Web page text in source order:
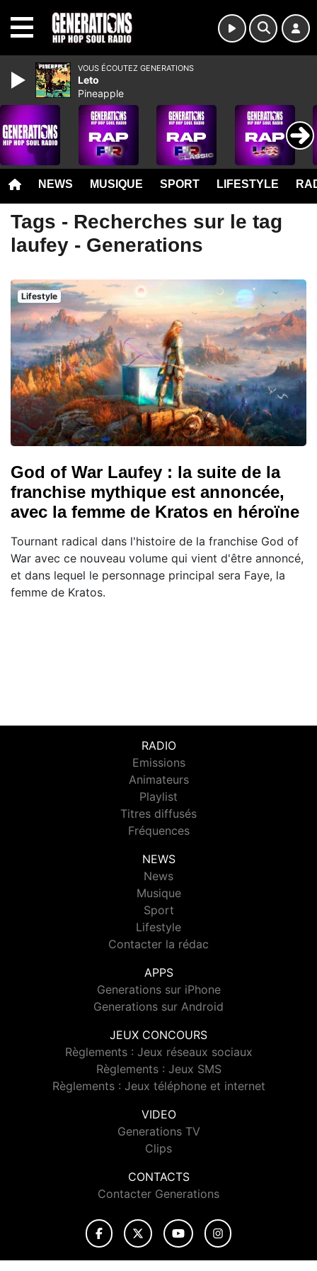
NEWS MUSIQUE SPORT LIFESTYLE
Tags - Recherches sur le tag
laufey - Generations
Lifestyle
God of War Laufey : la suite de la
franchise mythique est annoncée,
avec la femme de Kratos en héroïne
Tournant radical dans l'histoire de la franchise God of
War avec ce nouveau volume qui vient d'être annoncé,
et dans lequel le personnage principal sera Faye, la
femme de Kratos.
RADIO
Emissions
Animateurs
Playlist
Titres diffusés
Fréquences
NEWS
News
Musique
Sport
Lifestyle
Contacter la rédac
APPS
Generations sur iPhone
Generations sur Android
JEUX CONCOURS
Règlements : Jeux réseaux sociaux
Règlements : Jeux SMS
Règlements : Jeux téléphone et internet
VIDEO
Generations TV
Clips
CONTACTS
Contacter Generations
VOUS ÉCOUTEZ GENERATIONS
Leto
Pineapple